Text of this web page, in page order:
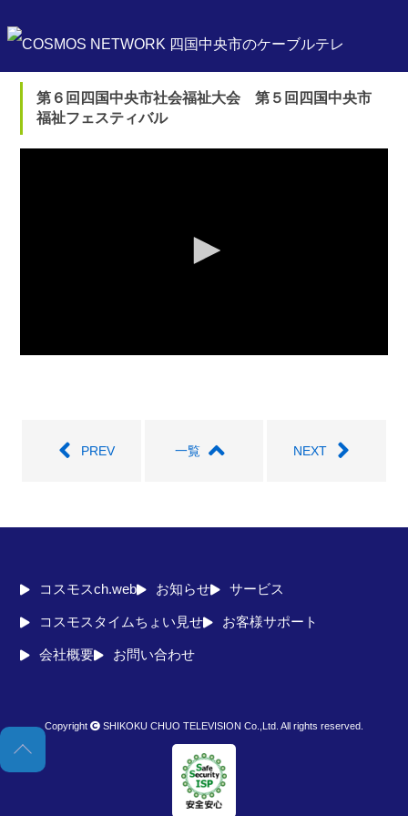
第６回四国中央市社会福祉大会 第５回四国中央市
福祉フェスティバル
PREV 一覧 NEXT
コスモスch.web お知らせ サービス
コスモスタイムちょい見せ お客様サポート
会社概要 お問い合わせ
Copyright SHIKOKU CHUO TELEVISION Co.,Ltd. All rights reserved.